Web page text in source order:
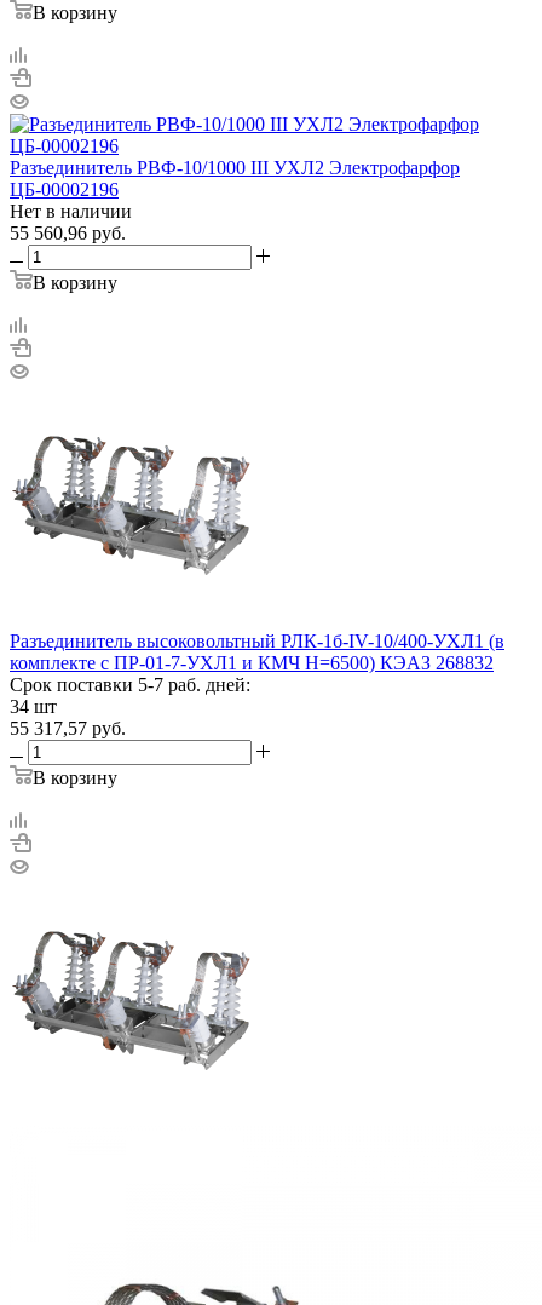
В корзину
Разъединитель РВФ-10/1000 III УХЛ2 Электрофарфор
ЦБ-00002196
Нет в наличии
55 560,96 руб.
В корзину
Разъединитель высоковольтный РЛК-1б-IV-10/400-УХЛ1 (в
комплекте с ПР-01-7-УХЛ1 и КМЧ H=6500) КЭАЗ 268832
Срок поставки 5-7 раб. дней:
34 шт
55 317,57 руб.
В корзину